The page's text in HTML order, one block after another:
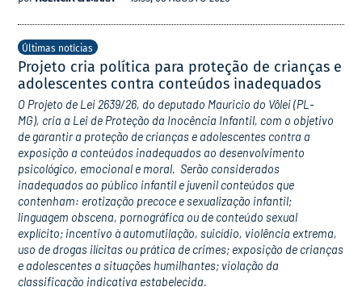
Últimas notícias
Projeto cria política para proteção de crianças e
adolescentes contra conteúdos inadequados
O Projeto de Lei 2639/26, do deputado Mauricio do Vôlei (PL-
MG), cria a Lei de Proteção da Inocência Infantil, com o objetivo
de garantir a proteção de crianças e adolescentes contra a
exposição a conteúdos inadequados ao desenvolvimento
psicológico, emocional e moral. Serão considerados
inadequados ao público infantil e juvenil conteúdos que
contenham: erotização precoce e sexualização infantil;
linguagem obscena, pornográfica ou de conteúdo sexual
explícito; incentivo à automutilação, suicídio, violência extrema,
uso de drogas ilícitas ou prática de crimes; exposição de crianças
e adolescentes a situações humilhantes; violação da
classificação indicativa estabelecida.